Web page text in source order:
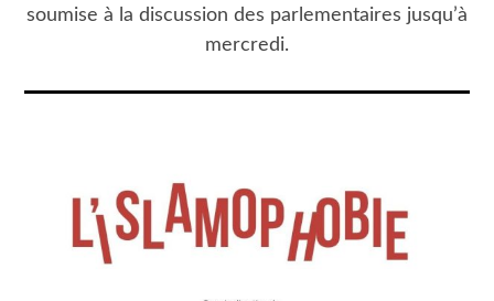
soumise à la discussion des parlementaires jusqu’à
mercredi.